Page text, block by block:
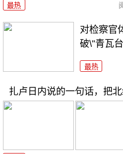
最热
对检察官
破\"青瓦
最热
扎卢日内说的一句话，把